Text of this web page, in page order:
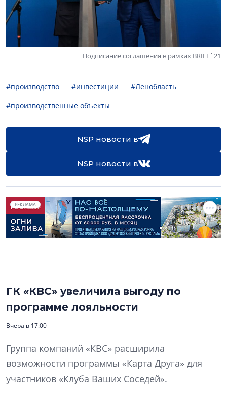
Подписание соглашения в рамках BRIEF`21
#производство #инвестиции
#Ленобласть
#производственные объекты
NSP новости в
NSP новости в
РЕКЛАМА
ГК «КВС» увеличила выгоду по
программе лояльности
Вчера в 17:00
Группа компаний «КВС» расширила
возможности программы «Карта Друга» для
участников «Клуба Ваших Соседей».